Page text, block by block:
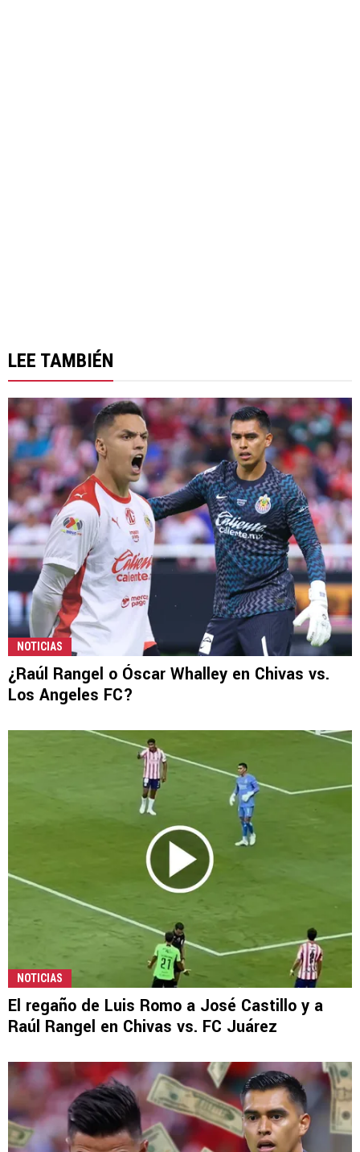
LEE TAMBIÉN
NOTICIAS
¿Raúl Rangel o Óscar Whalley en Chivas vs.
Los Angeles FC?
NOTICIAS
El regaño de Luis Romo a José Castillo y a
Raúl Rangel en Chivas vs. FC Juárez